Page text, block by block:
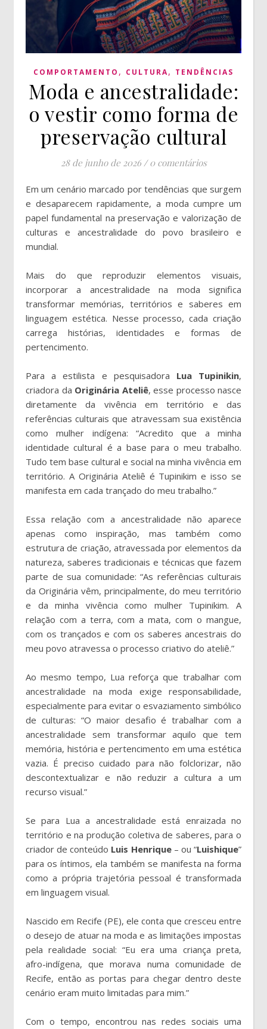
COMPORTAMENTO , CULTURA, TENDÊNCIAS
Moda e ancestralidade:
o vestir como forma de
preservação cultural
28 de junho de 2026 / 0 comentários
Em um cenário marcado por tendências que surgem
e desaparecem rapidamente, a moda cumpre um
papel fundamental na preservação e valorização de
culturas e ancestralidade do povo brasileiro e
mundial.
Mais do que reproduzir elementos visuais,
incorporar a ancestralidade na moda significa
transformar memórias, territórios e saberes em
linguagem estética. Nesse processo, cada criação
carrega histórias, identidades e formas de
pertencimento.
Para a estilista e pesquisadora Lua Tupinikin,
criadora da Originária Ateliê, esse processo nasce
diretamente da vivência em território e das
referências culturais que atravessam sua existência
como mulher indígena: “Acredito que a minha
identidade cultural é a base para o meu trabalho.
Tudo tem base cultural e social na minha vivência em
território. A Originária Ateliê é Tupinikim e isso se
manifesta em cada trançado do meu trabalho.”
Essa relação com a ancestralidade não aparece
apenas como inspiração, mas também como
estrutura de criação, atravessada por elementos da
natureza, saberes tradicionais e técnicas que fazem
parte de sua comunidade: “As referências culturais
da Originária vêm, principalmente, do meu território
e da minha vivência como mulher Tupinikim. A
relação com a terra, com a mata, com o mangue,
com os trançados e com os saberes ancestrais do
meu povo atravessa o processo criativo do ateliê.”
Ao mesmo tempo, Lua reforça que trabalhar com
ancestralidade na moda exige responsabilidade,
especialmente para evitar o esvaziamento simbólico
de culturas: “O maior desafio é trabalhar com a
ancestralidade sem transformar aquilo que tem
memória, história e pertencimento em uma estética
vazia. É preciso cuidado para não folclorizar, não
descontextualizar e não reduzir a cultura a um
recurso visual.”
Se para Lua a ancestralidade está enraizada no
território e na produção coletiva de saberes, para o
criador de conteúdo Luis Henrique– ou “Luishique”
para os íntimos, ela também se manifesta na forma
como a própria trajetória pessoal é transformada
em linguagem visual.
Nascido em Recife (PE), ele conta que cresceu entre
o desejo de atuar na moda e as limitações impostas
pela realidade social: “Eu era uma criança preta,
afro-indígena, que morava numa comunidade de
Recife, então as portas para chegar dentro deste
cenário eram muito limitadas para mim.”
Com o tempo, encontrou nas redes sociais uma